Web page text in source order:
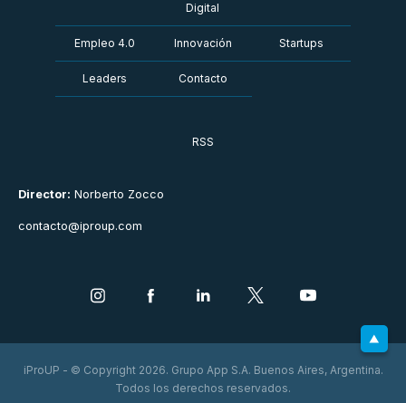
Director: Norberto Zocco
contacto@iproup.com
Digital
Empleo 4.0 Innovación Startups
Leaders Contacto
RSS
iProUP - © Copyright 2026. Grupo App S.A. Buenos Aires, Argentina.
Todos los derechos reservados.